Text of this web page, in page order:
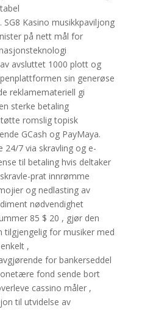
Kasino musikkpaviljong
på nett mål for
avsluttet 1000 plott og
sin generøse
reklamemateriell gi
sterke betaling
romslig topisk
GCash og PayMaya.
24/7 via skravling og e-
til betaling hvis deltaker
prat innrømme
og nedlasting av
nødvendighet
85 $ 20 , gjør den
for musiker med
,
for bankerseddel
fond sende bort
cassino måler ,
til utvidelse av